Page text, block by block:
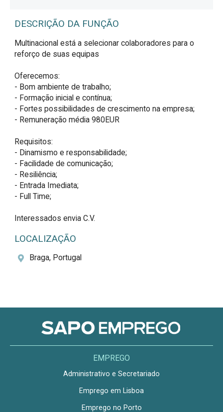
DESCRIÇÃO DA FUNÇÃO
Multinacional está a selecionar colaboradores para o
reforço de suas equipas
Oferecemos:
- Bom ambiente de trabalho;
- Formação inicial e contínua;
- Fortes possibilidades de crescimento na empresa;
- Remuneração média 980EUR
Requisitos:
- Dinamismo e responsabilidade;
- Facilidade de comunicação;
- Resiliência;
- Entrada Imediata;
- Full Time;
Interessados envia C.V.
LOCALIZAÇÃO
Braga, Portugal
EMPREGO
Administrativo e Secretariado
Emprego em Lisboa
Emprego no Porto